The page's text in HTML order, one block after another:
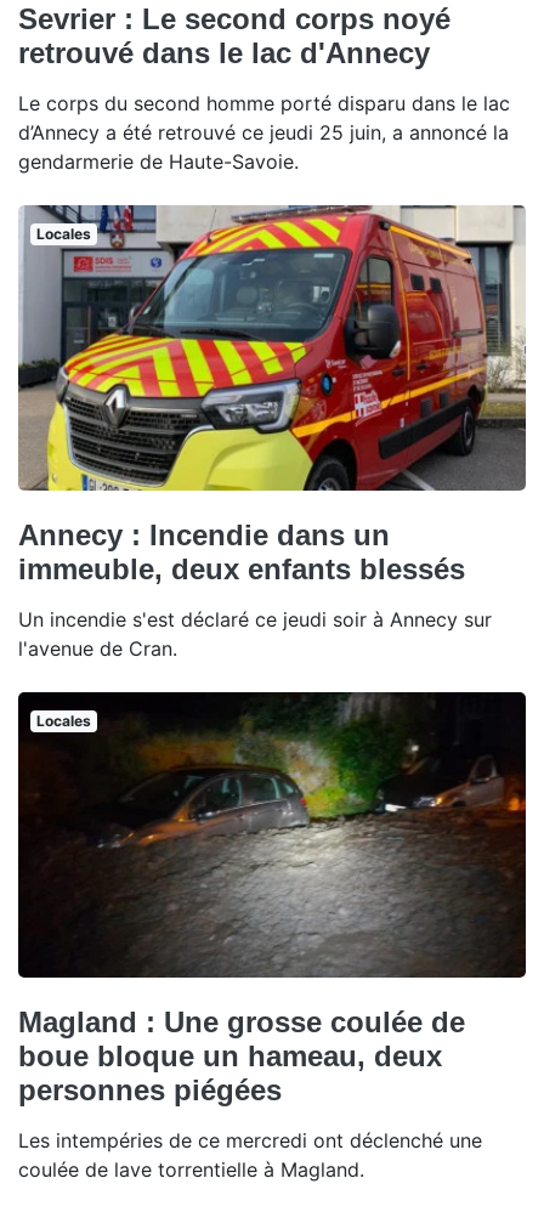
Sevrier : Le second corps noyé
retrouvé dans le lac d'Annecy
Le corps du second homme porté disparu dans le lac
d’Annecy a été retrouvé ce jeudi 25 juin, a annoncé la
gendarmerie de Haute-Savoie.
Locales
Annecy : Incendie dans un
immeuble, deux enfants blessés
Un incendie s'est déclaré ce jeudi soir à Annecy sur
l'avenue de Cran.
Locales
Magland : Une grosse coulée de
boue bloque un hameau, deux
personnes piégées
Les intempéries de ce mercredi ont déclenché une
coulée de lave torrentielle à Magland.